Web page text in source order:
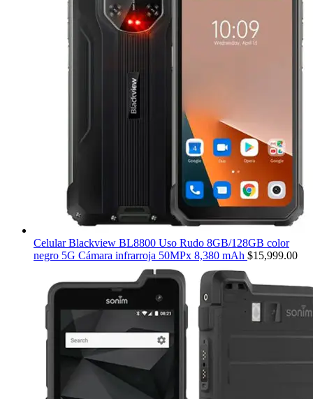
Celular Blackview BL8800 Uso Rudo 8GB/128GB color
negro 5G Cámara infrarroja 50MPx 8,380 mAh $15,999.00